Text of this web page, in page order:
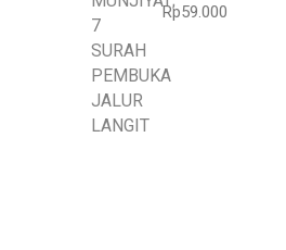
Rp59.000